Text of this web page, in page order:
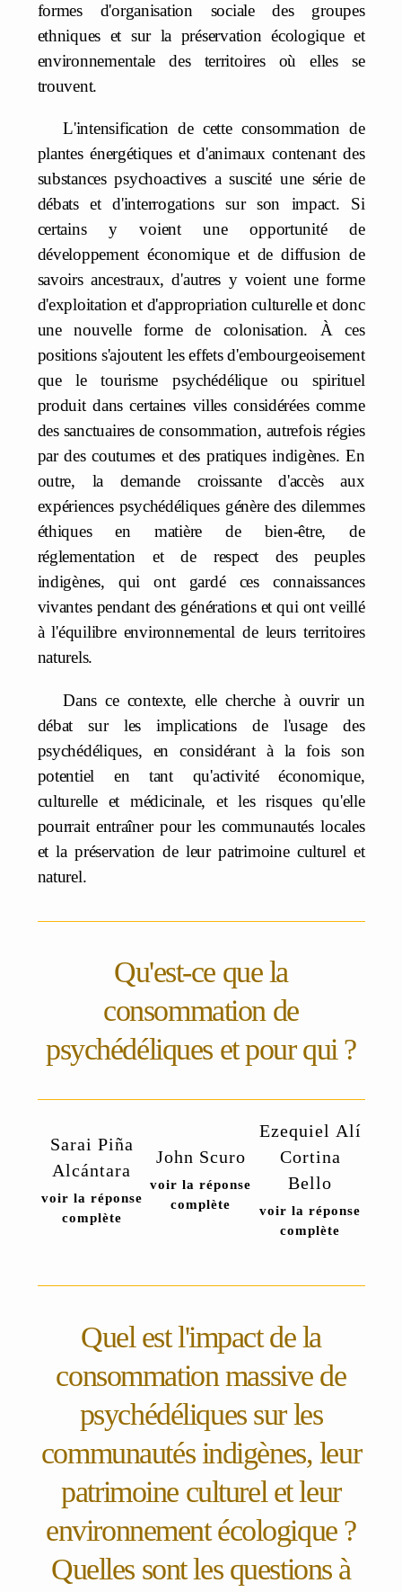
formes d'organisation sociale des groupes
ethniques et sur la préservation écologique et
environnementale des territoires où elles se
trouvent.
L'intensification de cette consommation de
plantes énergétiques et d'animaux contenant des
substances psychoactives a suscité une série de
débats et d'interrogations sur son impact. Si
certains y voient une opportunité de
développement économique et de diffusion de
savoirs ancestraux, d'autres y voient une forme
d'exploitation et d'appropriation culturelle et donc
une nouvelle forme de colonisation. À ces
positions s'ajoutent les effets d'embourgeoisement
que le tourisme psychédélique ou spirituel
produit dans certaines villes considérées comme
des sanctuaires de consommation, autrefois régies
par des coutumes et des pratiques indigènes. En
outre, la demande croissante d'accès aux
expériences psychédéliques génère des dilemmes
éthiques en matière de bien-être, de
réglementation et de respect des peuples
indigènes, qui ont gardé ces connaissances
vivantes pendant des générations et qui ont veillé
à l'équilibre environnemental de leurs territoires
naturels.
Dans ce contexte, elle cherche à ouvrir un
débat sur les implications de l'usage des
psychédéliques, en considérant à la fois son
potentiel en tant qu'activité économique,
culturelle et médicinale, et les risques qu'elle
pourrait entraîner pour les communautés locales
et la préservation de leur patrimoine culturel et
naturel.
Qu'est-ce que la
consommation de
psychédéliques et pour qui ?
Sarai Piña
Alcántara
voir la réponse
complète
John Scuro
voir la réponse
complète
Ezequiel Alí
Cortina
Bello
voir la réponse
complète
Quel est l'impact de la
consommation massive de
psychédéliques sur les
communautés indigènes, leur
patrimoine culturel et leur
environnement écologique ?
Quelles sont les questions à